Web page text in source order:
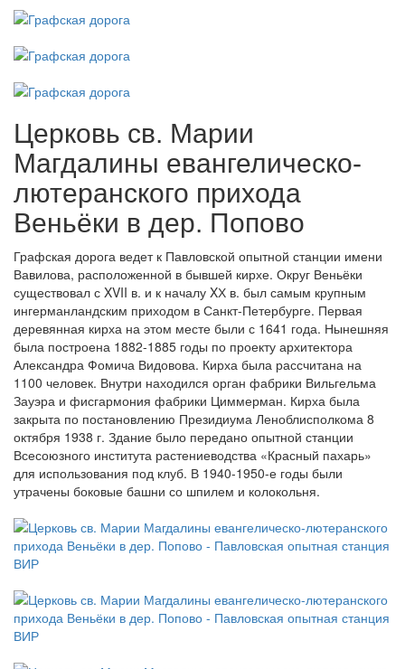
Церковь св. Марии
Магдалины евангелическо-
лютеранского прихода
Веньёки в дер. Попово
Графская дорога ведет к Павловской опытной станции имени
Вавилова, расположенной в бывшей кирхе. Округ Веньёки
существовал с XVII в. и к началу XХ в. был самым крупным
ингерманландским приходом в Санкт-Петербурге. Первая
деревянная кирха на этом месте были с 1641 года. Нынешняя
была построена 1882-1885 годы по проекту архитектора
Александра Фомича Видовова. Кирха была рассчитана на
1100 человек. Внутри находился орган фабрики Вильгельма
Зауэра и фисгармония фабрики Циммерман. Кирха была
закрыта по постановлению Президиума Леноблисполкома 8
октября 1938 г. Здание было передано опытной станции
Всесоюзного института растениеводства «Красный пахарь»
для использования под клуб. В 1940-1950-е годы были
утрачены боковые башни со шпилем и колокольня.